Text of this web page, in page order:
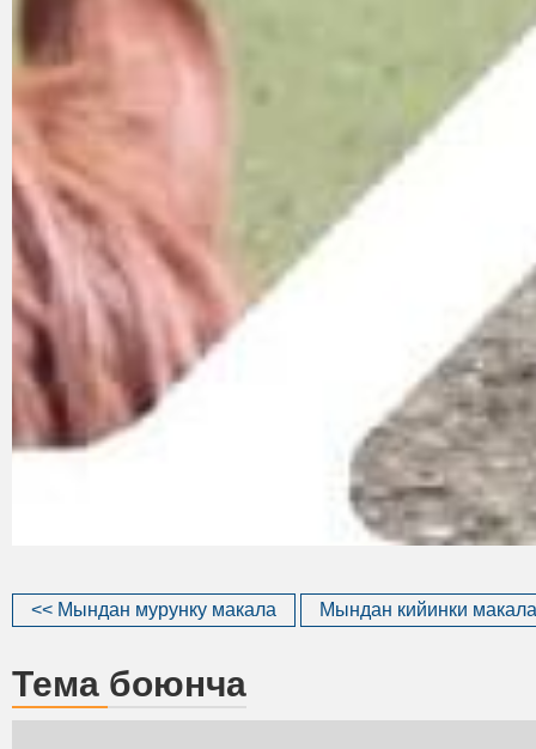
<< Мындан мурунку макала Мындан кийинки
Тема боюнча